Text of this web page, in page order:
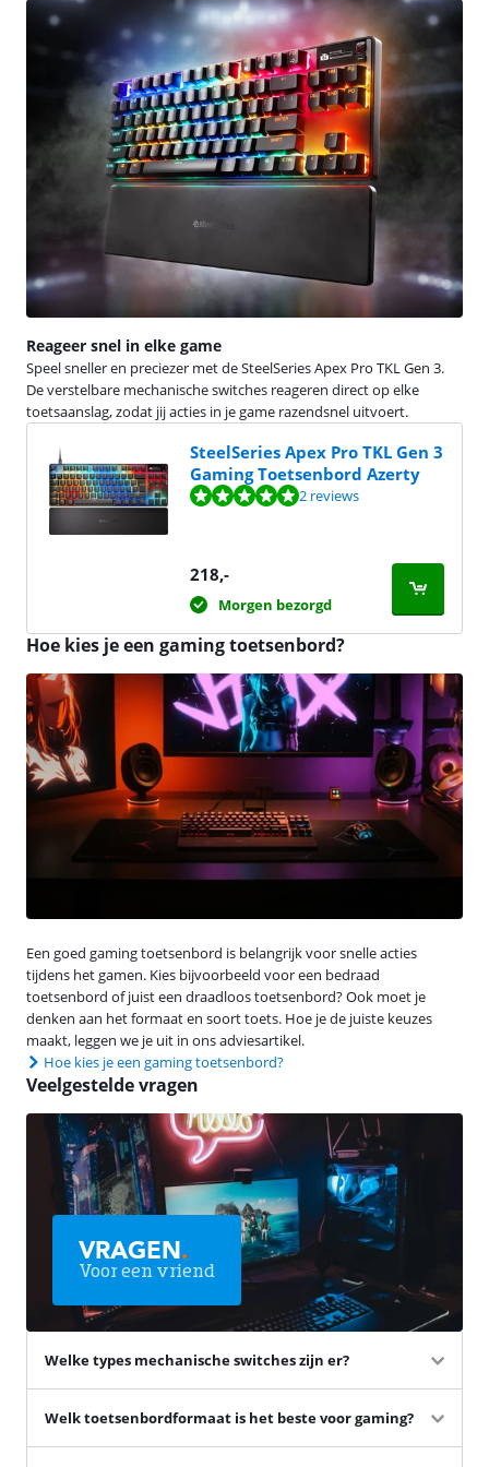
Reageer snel in elke game
Speel sneller en preciezer met de SteelSeries Apex Pro TKL Gen 3.
De verstelbare mechanische switches reageren direct op elke
toetsaanslag, zodat jij acties in je game razendsnel uitvoert.
SteelSeries Apex Pro TKL Gen 3
Gaming Toetsenbord Azerty
Beoordeling is 9,8 van de 10, gebaseerd op 2 reviews.
2 reviews
218,-
Morgen bezorgd
Hoe kies je een gaming toetsenbord?
Een goed gaming toetsenbord is belangrijk voor snelle acties
tijdens het gamen. Kies bijvoorbeeld voor een bedraad
toetsenbord of juist een draadloos toetsenbord? Ook moet je
denken aan het formaat en soort toets. Hoe je de juiste keuzes
maakt, leggen we je uit in ons adviesartikel.
Hoe kies je een gaming toetsenbord?
Veelgestelde vragen
Welke types mechanische switches zijn er?
Welk toetsenbordformaat is het beste voor gaming?
VRAGEN.
Voor een vriend